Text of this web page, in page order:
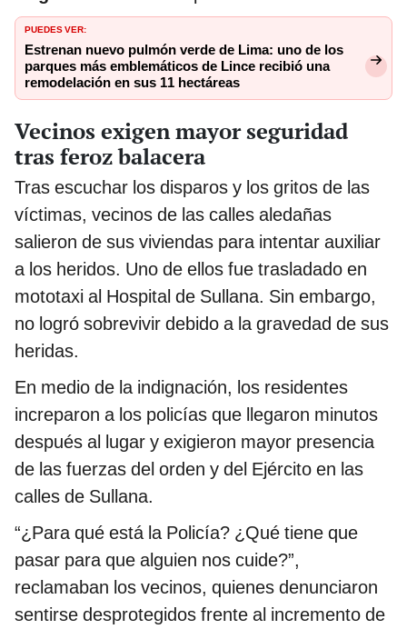
PUEDES VER:
Estrenan nuevo pulmón verde de Lima: uno de los
parques más emblemáticos de Lince recibió una
remodelación en sus 11 hectáreas
Vecinos exigen mayor seguridad
tras feroz balacera
Tras escuchar los disparos y los gritos de las
víctimas, vecinos de las calles aledañas
salieron de sus viviendas para intentar auxiliar
a los heridos. Uno de ellos fue trasladado en
mototaxi al Hospital de Sullana. Sin embargo,
no logró sobrevivir debido a la gravedad de sus
heridas.
En medio de la indignación, los residentes
increparon a los policías que llegaron minutos
después al lugar y exigieron mayor presencia
de las fuerzas del orden y del Ejército en las
calles de Sullana.
“¿Para qué está la Policía? ¿Qué tiene que
pasar para que alguien nos cuide?”,
reclamaban los vecinos, quienes denunciaron
sentirse desprotegidos frente al incremento de